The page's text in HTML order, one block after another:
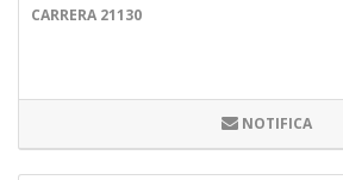
CARRERA 21130
NOTIFICA